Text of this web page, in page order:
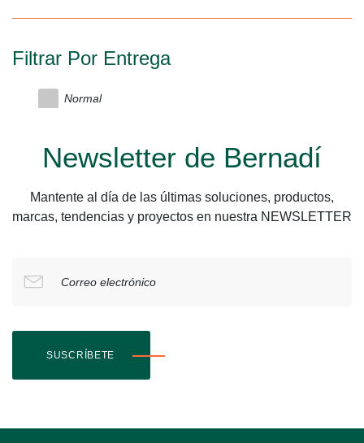
Filtrar Por Entrega
Normal
Newsletter de Bernadí
Mantente al día de las últimas soluciones, productos,
marcas, tendencias y proyectos en nuestra NEWSLETTER
Correo electrónico
SUSCRÍBETE